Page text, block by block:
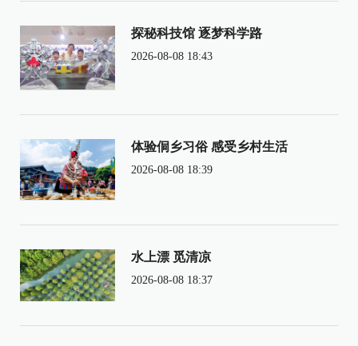
探秘科技馆 逐梦科学路
2026-08-08 18:43
体验侗乡习俗 感受乡村生活
2026-08-08 18:39
水上漂 觅清凉
2026-08-08 18:37